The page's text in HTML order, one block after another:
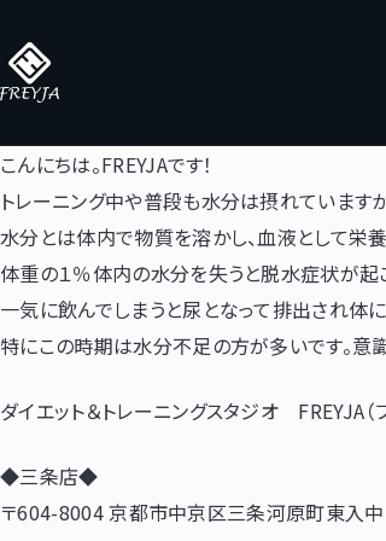
ン
テ
ツ
へ
ス
キ
ッ
プ
こんにちは。FREYJAです！
トレーニング中や普段も水分は摂れています
水分とは体内で物質を溶かし、血液として栄
体重の１％体内の水分を失うと脱水症状が起
一気に飲んでしまうと尿となって排出され体
特にこの時期は水分不足の方が多いです。意
ダイエット＆トレーニングスタジオ FREYJA（
◆三条店◆
〒604-8004 京都市中京区三条河原町東入